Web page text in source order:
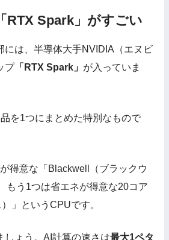
RTX Spark」がすごい
には、半導体大手NVIDIA（エヌビ
プ「RTX Spark」 が入っていま
を1つにまとめた特別なもので
得意な「Blackwell（ブラックウ
もう1つは省エネが得意な20コア
」というCPUです。
しょう。AI計算の速さは最大1ペタ